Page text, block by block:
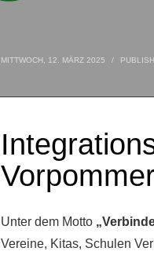
MITTWOCH, 12. MÄRZ 2025 /
Unter dem Motto
Vereine, Kitas, Schulen